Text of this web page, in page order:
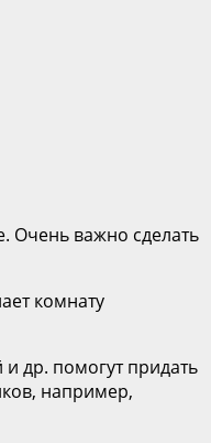
Очень важно сделать
комнату
др. помогут придать
например,